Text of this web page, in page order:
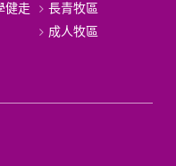
健走
長青牧區
成人牧區